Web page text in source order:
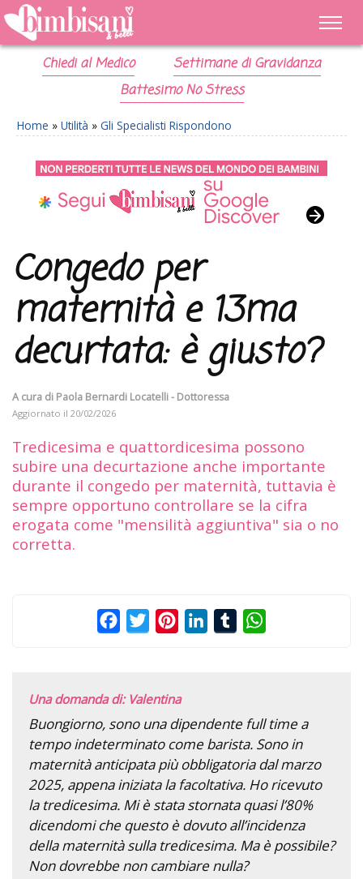
Chiedi al Medico
Settimane di Gravidanza
Battesimo No Stress
Home » Utilità » Gli Specialisti Rispondono
Congedo per
maternità e 13ma
decurtata: è giusto?
A cura di Paola Bernardi Locatelli - Dottoressa
Aggiornato il 20/02/2026
Tredicesima e quattordicesima possono
subire una decurtazione anche importante
durante il congedo per maternità, tuttavia è
sempre opportuno controllare se la cifra
erogata come "mensilità aggiuntiva" sia o no
corretta.
FacebookTwitterPinterestLinkedInTumblr
Una domanda di: Valentina
Buongiorno, sono una dipendente full time a
tempo indeterminato come barista. Sono in
maternità anticipata più obbligatoria dal marzo
2025, appena iniziata la facoltativa. Ho ricevuto
la tredicesima. Mi è stata stornata quasi l’80%
dicendomi che questo è dovuto all’incidenza
della maternità sulla tredicesima. Ma è possibile?
Non dovrebbe non cambiare nulla?